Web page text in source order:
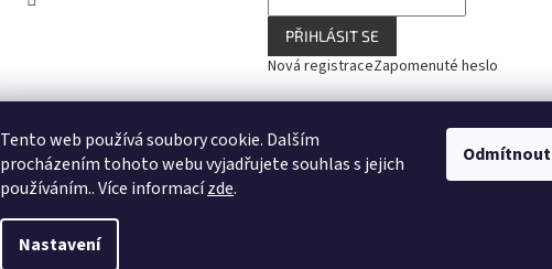
Tento web používá soubory cookie. Dalším
procházením tohoto webu vyjadřujete souhlas s jejich
používáním.. Více informacízde.
Nastavení
Odmítnout
PŘIHLÁSIT SE
Nová registraceZapomenuté heslo
. Všechna práva vyhrazena.